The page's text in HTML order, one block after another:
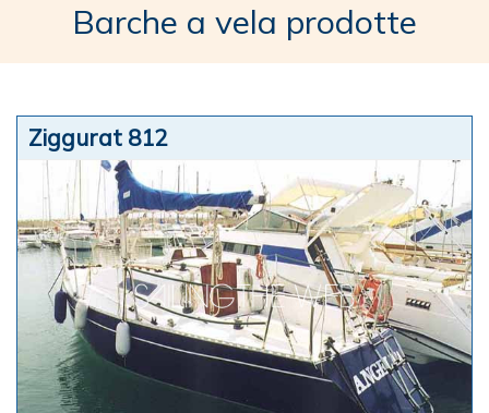
Barche a vela prodotte
Ziggurat 812